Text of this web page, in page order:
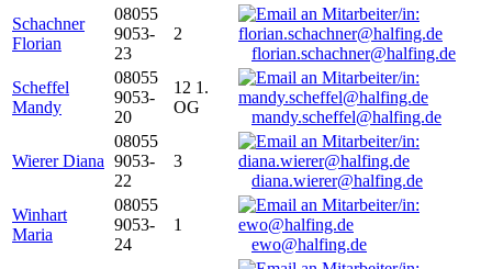
Schachner
Florian
08055
9053-
23
2
florian.schachner@halfing.de
Scheffel
Mandy
08055
9053-
20
12 1.
OG
mandy.scheffel@halfing.de
Wierer Diana
08055
9053-
22
3
diana.wierer@halfing.de
Winhart
Maria
08055
9053-
24
1
ewo@halfing.de